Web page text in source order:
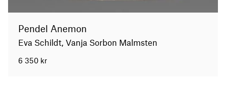
Pendel Anemon
Eva Schildt, Vanja Sorbon Malmsten
6 350 kr